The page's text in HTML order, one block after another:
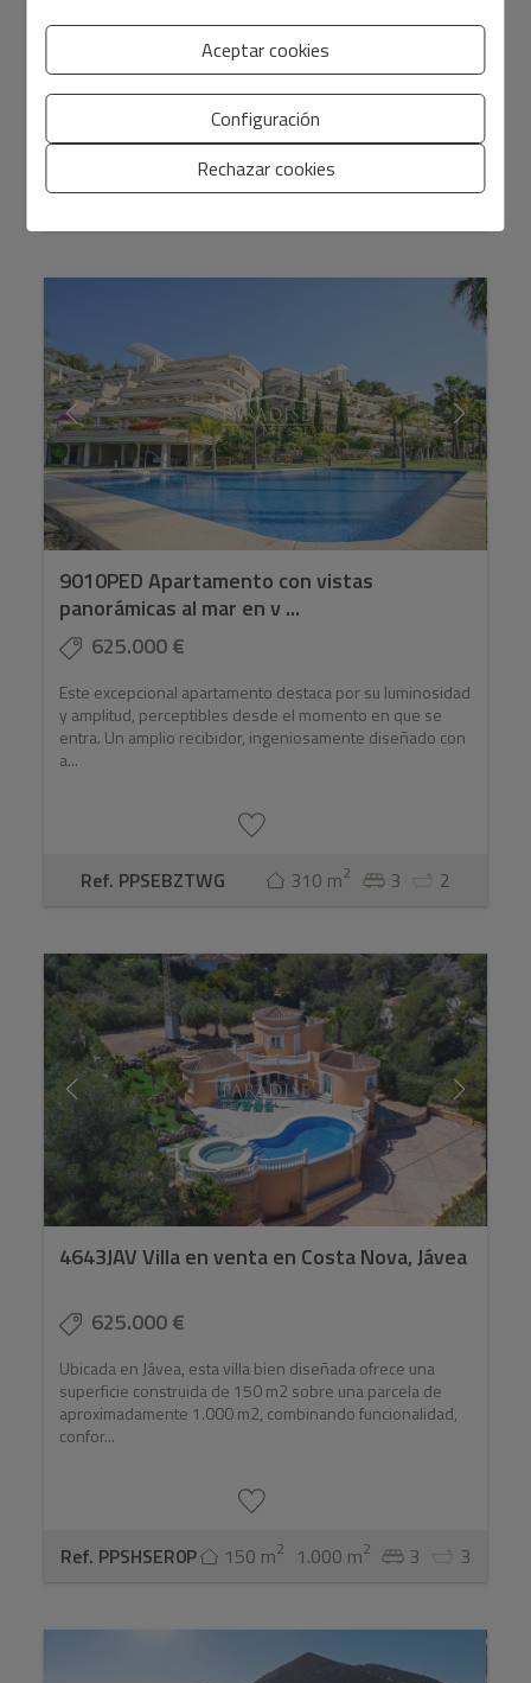
ligeramente rústico. En el nivel de entrada, una sala de
recepción conduce a una espaciosa cocina de planta
2 2
9010PED Apartamento con vistas
panorámicas al mar en v ...
625.000 €
Este excepcional apartamento destaca por su luminosidad
y amplitud, perceptibles desde el momento en que se
entra. Un amplio recibidor, ingeniosamente diseñado con
a...
Ref. PPSEBZTWG 310 m2 3 2
4643JAV Villa en venta en Costa Nova, Jávea
625.000 €
Ubicada en Jávea, esta villa bien diseñada ofrece una
superficie construida de 150 m2 sobre una parcela de
aproximadamente 1.000 m2, combinando funcionalidad,
confor...
Ref. PPSHSER0P 150 m2 1.000 m2 3 3
Aceptar cookies
Configuración
Rechazar cookies